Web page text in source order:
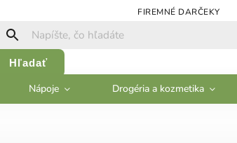
FIREMNÉ DARČEKY
Hľadať
Nápoje Drogéria a kozmetika